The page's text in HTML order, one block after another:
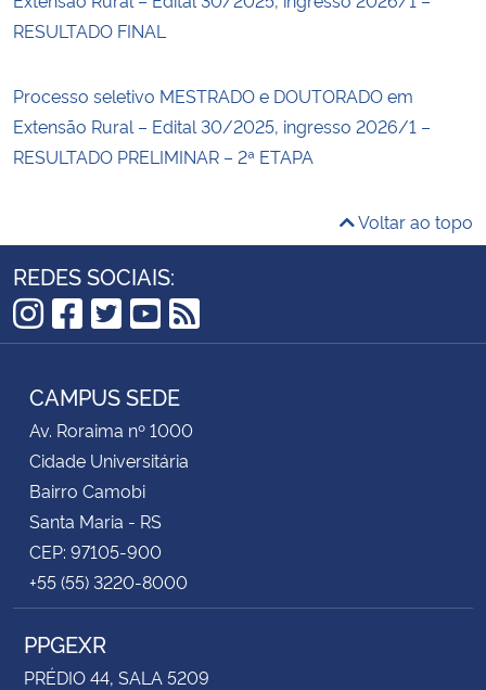
RESULTADO FINAL
Processo seletivo MESTRADO e DOUTORADO em
Extensão Rural – Edital 30/2025, ingresso 2026/1 –
RESULTADO PRELIMINAR – 2ª ETAPA
Voltar ao topo
REDES SOCIAIS:
Instagram
Facebook
Twitter
YouTube
RSS
CAMPUS SEDE
Av. Roraima nº 1000
Cidade Universitária
Bairro Camobi
Santa Maria - RS
CEP: 97105-900
+55 (55) 3220-8000
PPGEXR
PRÉDIO 44, SALA 5209